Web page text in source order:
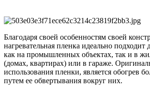
Благодаря своей особенностям своей
нагревательная пленка идеально подходит
как на промышленных объектах, так и в
(домах, квартирах) или в гараже.
использования пленки, является обогрев
путем ее обвертывания вокруг них.